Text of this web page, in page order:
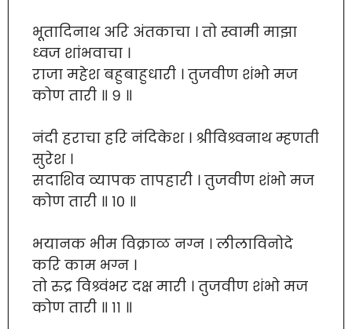
भूतादिनाथ अरि अंतकाचा । तो स्वामी माझा
ध्वज शांभवाचा ।
राजा महेश बहुबाहुधारी । तुजवीण शंभो मज
कोण तारी ॥ ९ ॥
नंदी हराचा हरि नंदिकेश । श्रीविश्र्वनाथ म्हणती
सुरेश ।
सदाशिव व्यापक तापहारी । तुजवीण शंभो मज
कोण तारी ॥ १० ॥
भयानक भीम विक्राळ नग्न । लीलाविनोदे
करि काम भग्न ।
तो रुद्र विश्र्वंभर दक्ष मारी । तुजवीण शंभो मज
कोण तारी ॥ ११ ॥